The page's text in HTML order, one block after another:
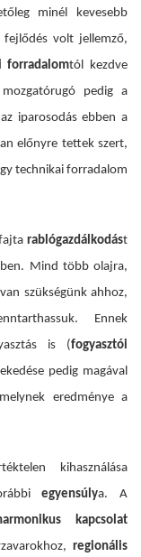
minél kevesebb
volt jellemző,
forradalomtól kezdve
pedig a
iparosodás ebben a
előnyre tettek szert,
technikai forradalom
rablógazdálkodást
Mind több olajra,
szükségünk ahhoz,
Ennek
is (fogyasztói
pedig magával
eredménye a
kihasználása
egyensúlya. A
kapcsolat
regionális